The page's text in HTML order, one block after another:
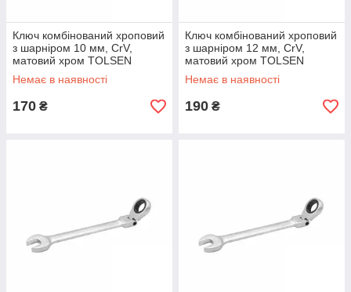
Ключ комбінований хроповий
з шарніром 10 мм, CrV,
матовий хром TOLSEN
Немає в наявності
170 ₴
Ключ комбінований хроповий
з шарніром 12 мм, CrV,
матовий хром TOLSEN
Немає в наявності
190 ₴